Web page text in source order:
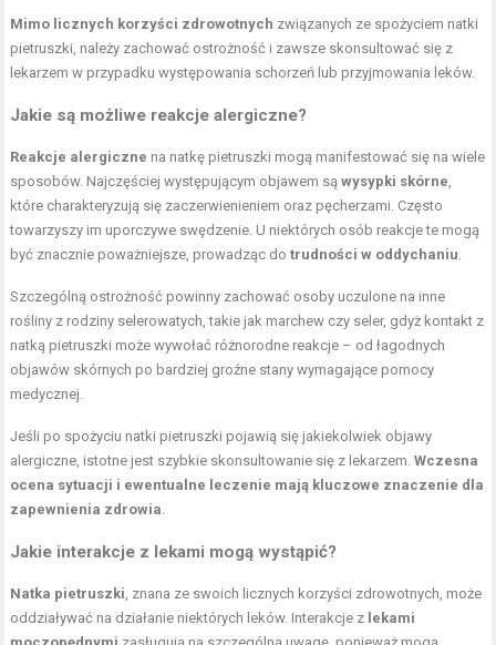
Mimo licznych korzyści zdrowotnych związanych ze spożyciem natki
pietruszki, należy zachować ostrożność i zawsze skonsultować się z
lekarzem w przypadku występowania schorzeń lub przyjmowania leków.
Jakie są możliwe reakcje alergiczne?
Reakcje alergiczne na natkę pietruszki mogą manifestować się na wiele
sposobów. Najczęściej występującym objawem sąwysypki skórne
które charakteryzują się zaczerwienieniem oraz pęcherzami. Często
towarzyszy im uporczywe swędzenie. U niektórych osób reakcje te mogą
być znacznie poważniejsze, prowadząc dotrudności w oddychaniu
Szczególną ostrożność powinny zachować osoby uczulone na inne
rośliny z rodziny selerowatych, takie jak marchew czy seler, gdyż kontakt z
natką pietruszki może wywołać różnorodne reakcje – od łagodnych
objawów skórnych po bardziej groźne stany wymagające pomocy
medycznej.
Jeśli po spożyciu natki pietruszki pojawią się jakiekolwiek objawy
alergiczne, istotne jest szybkie skonsultowanie się z lekarzem.Wczesna
ocena sytuacji i ewentualne leczenie mają kluczowe znaczenie dla
zapewnienia zdrowia
Jakie interakcje z lekami mogą wystąpić?
Natka pietruszki , znana ze swoich licznych korzyści zdrowotnych, może
oddziaływać na działanie niektórych leków. Interakcje z lekami